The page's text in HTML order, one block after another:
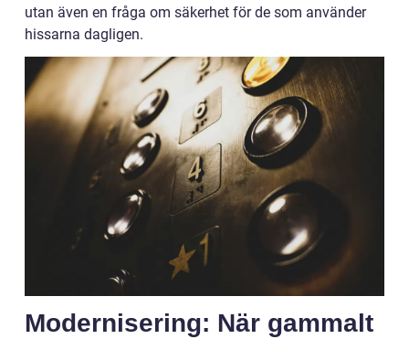
utan även en fråga om säkerhet för de som använder
hissarna dagligen.
Modernisering: När gammalt